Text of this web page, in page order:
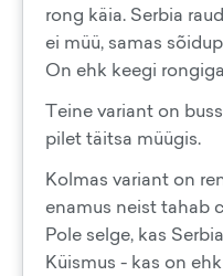
rong käia. Serbia
ei müü, samas
On ehk keegi
Teine variant on
pilet täitsa müügis.
Kolmas variant on
enamus neist tahab
Pole selge, kas
Küismus - kas on